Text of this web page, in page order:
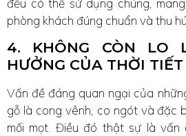
đều có thể sử dụng chúng,
phòng khách đúng chuẩn và thu
4. KHÔNG CÒN LO
HƯỞNG CỦA THỜI TIẾT
Vấn đề đáng quan ngại của
gỗ là cong vênh, co ngót và đặc
mối mọt. Điều đó thật sự là vấn